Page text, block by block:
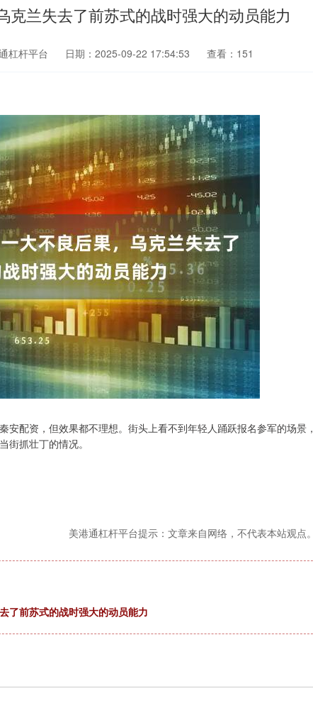
克兰失去了前苏式的战时强大的动员能力
杠杆平台 日期：2025-09-22 17:54:53 查看：151
配资，但效果都不理想。街头上看不到年轻人踊跃报名参军的场景，
街抓壮丁的情况。
美港通杠杆平台提示：文章来自网络，不代表本站观点。
了前苏式的战时强大的动员能力
1.42% 沪深300 4694.44 43.13